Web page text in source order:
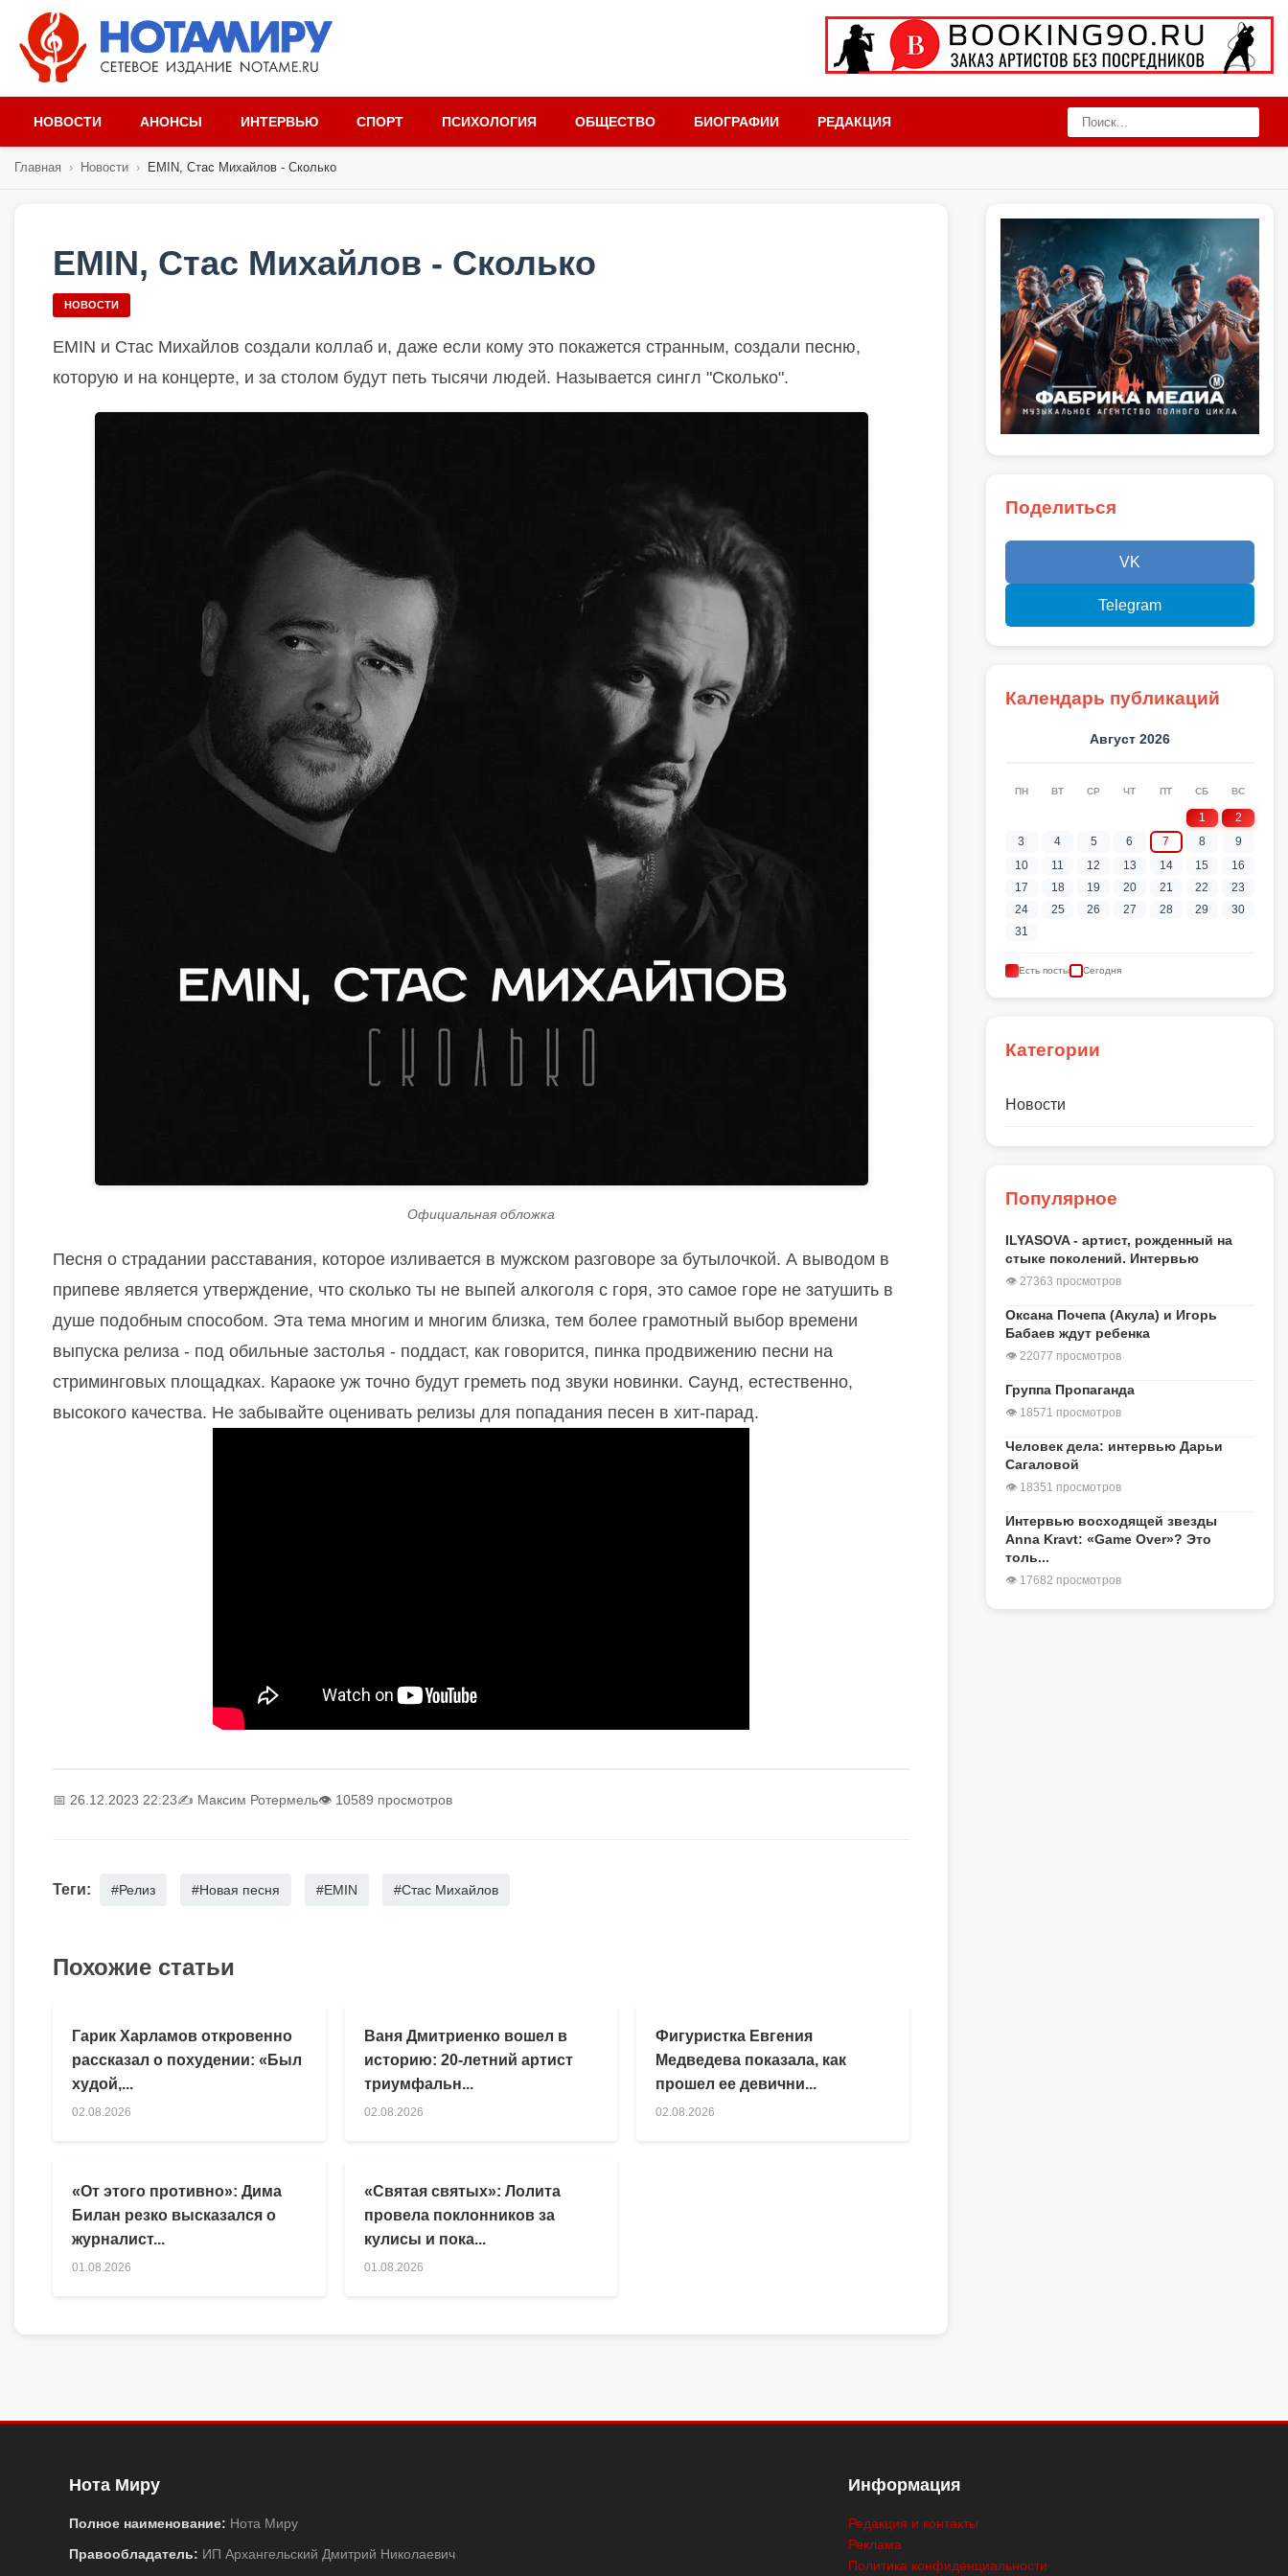
НОВОСТИ АНОНСЫ ИНТЕРВЬЮ СПОРТ ПСИХОЛОГИЯ ОБЩЕСТВО БИОГРАФИИ РЕДАКЦИЯ
Главная › Новости › EMIN, Стас Михайлов - Сколько
EMIN, Стас Михайлов - Сколько
НОВОСТИ
EMIN и Стас Михайлов создали коллаб и, даже если кому это покажется странным, создали песню,
которую и на концерте, и за столом будут петь тысячи людей. Называется сингл "Сколько".
Официальная обложка
Песня о страдании расставания, которое изливается в мужском разговоре за бутылочкой. А выводом в
припеве является утверждение, что сколько ты не выпей алкоголя с горя, это самое горе не затушить в
душе подобным способом. Эта тема многим и многим близка, тем более грамотный выбор времени
выпуска релиза - под обильные застолья - поддаст, как говорится, пинка продвижению песни на
стриминговых площадках. Караоке уж точно будут греметь под звуки новинки. Саунд, естественно,
высокого качества. Не забывайте оценивать релизы для попадания песен в хит-парад.
📅 26.12.2023 22:23✍️ Максим Ротермель👁 10589 просмотров
Теги: #Релиз #Новая песня #EMIN #Стас Михайлов
Похожие статьи
Гарик Харламов откровенно
рассказал о похудении: «Был
худой,...
02.08.2026
Ваня Дмитриенко вошел в
историю: 20-летний артист
триумфальн...
02.08.2026
Фигуристка Евгения
Медведева показала, как
прошел ее девични...
02.08.2026
«От этого противно»: Дима
Билан резко высказался о
журналист...
01.08.2026
«Святая святых»: Лолита
провела поклонников за
кулисы и пока...
01.08.2026
Поделиться
VK
Telegram
Календарь публикаций
Август 2026
ПН ВТ СР ЧТ ПТ СБ ВС
1
2
3
4 5 6 7 8
9
10
11 12 13 14 15
16
17
18 19 20 21 22
23
24
25 26 27 28 29
30
31
Есть посты Сегодня
Категории
Новости
Популярное
ILYASOVA - артист, рожденный на
стыке поколений. Интервью
👁 27363 просмотров
Оксана Почепа (Акула) и Игорь
Бабаев ждут ребенка
👁 22077 просмотров
Группа Пропаганда
👁 18571 просмотров
Человек дела: интервью Дарьи
Сагаловой
👁 18351 просмотров
Интервью восходящей звезды
Anna Kravt: «Game Over»? Это
толь...
👁 17682 просмотров
Нота Миру
Полное наименование: Нота Миру
Правообладатель: ИП Архангельский Дмитрий Николаевич
Информация
Редакция и контакты
Реклама
Политика конфиденциальности